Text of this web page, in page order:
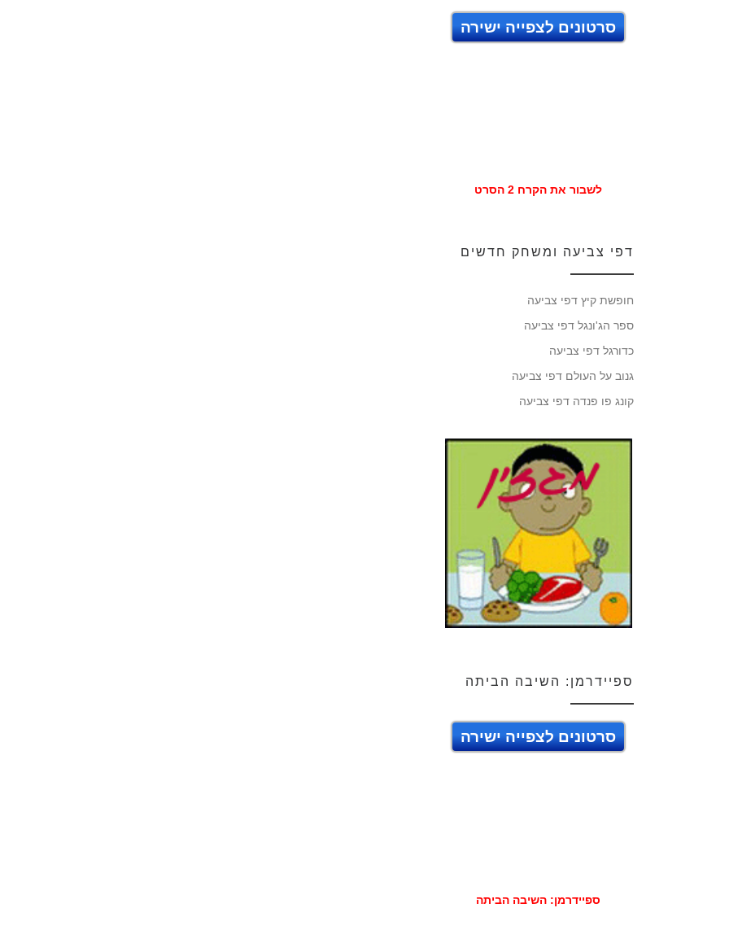
סרטונים לצפייה ישירה
לשבור את הקרח 2 הסרט
דפי צביעה ומשחק חדשים
חופשת קיץ דפי צביעה
ספר הג'ונגל דפי צביעה
כדורגל דפי צביעה
גנוב על העולם דפי צביעה
קונג פו פנדה דפי צביעה
ספיידרמן: השיבה הביתה
סרטונים לצפייה ישירה
ספיידרמן: השיבה הביתה